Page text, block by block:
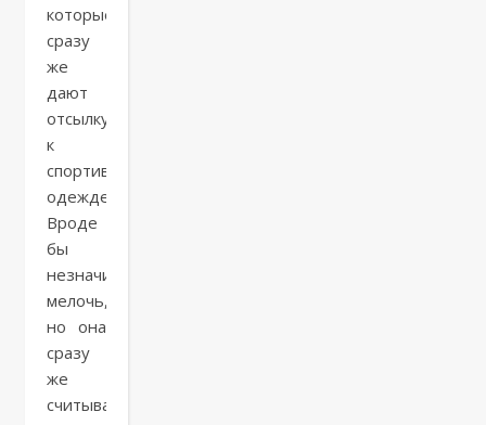
которые
сразу
же
дают
отсылку
к
спортивной
одежде.
Вроде
бы
незначительная
мелочь,
но она
сразу
же
считывается